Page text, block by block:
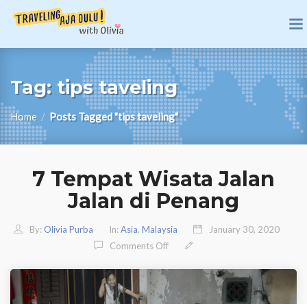
Tag: tips taveling
Home / Posts Tagged "tips taveling"
7 Tempat Wisata Jalan
Jalan di Penang
By: Olivia Purba In: Asia, Malaysia
January 30, 2020
Comments OffOn 7 Tempat Wisata Jalan Jalan